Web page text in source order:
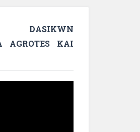
DASIKWN
AGROTES KAI